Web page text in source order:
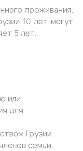
проживания.
10 лет могут
5 лет.
или
для
Грузии.
семьи.